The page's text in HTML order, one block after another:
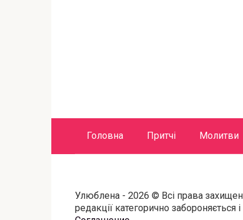
Головна Притчі Молитви
Улюблена - 2026 © Всі права
редакції категорично